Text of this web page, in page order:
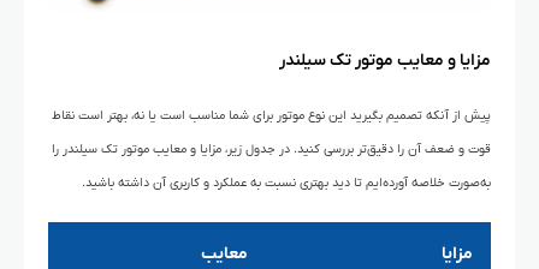
مزایا و معایب موتور تک سیلندر
پیش از آنکه تصمیم بگیرید این نوع موتور برای شما مناسب است یا نه، بهتر است نقاط
قوت و ضعف آن را دقیق‌تر بررسی کنید. در جدول زیر، مزایا و معایب موتور تک سیلندر را
به‌صورت خلاصه آورده‌ایم تا دید بهتری نسبت به عملکرد و کاربری آن داشته باشید.
مزایا معایب